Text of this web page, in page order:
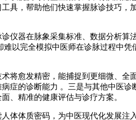
具，帮助他们快速掌握脉诊技巧
仪器在脉象采集标准、数据分析
以完全模拟中医师在诊脉过程中
将愈发精密，能捕捉到更细微、
症的诊断能力 。三是与其他中医
、精准的健康评估与诊疗方案。
体体质密码，为中医现代化发展